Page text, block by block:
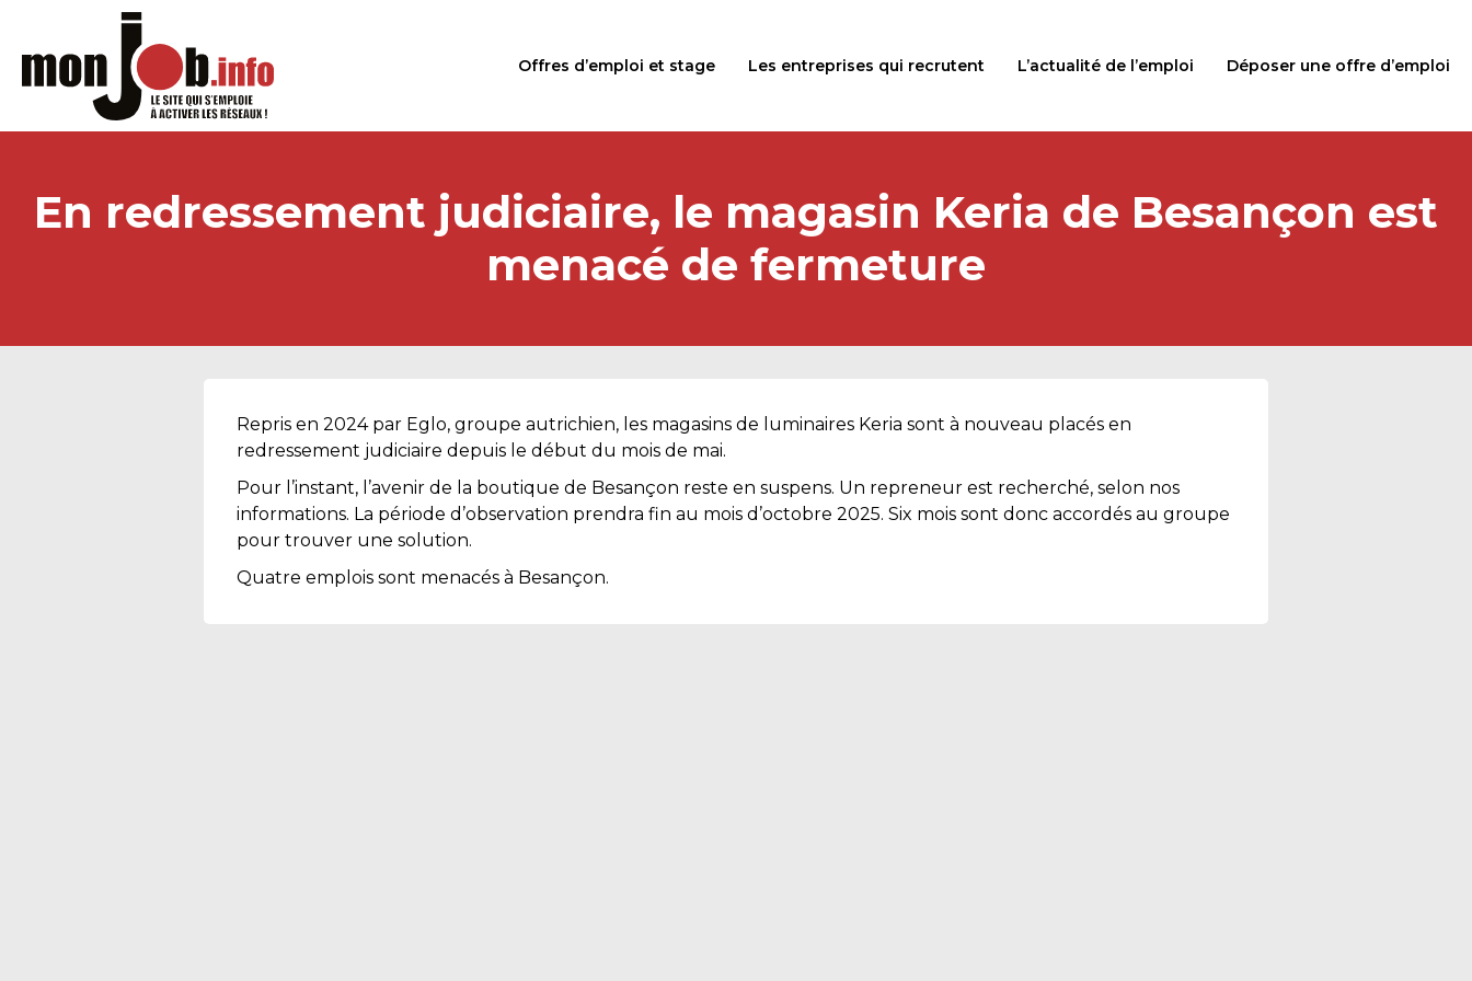
Offres d’emploi et stage Les entreprises qui recrutent L’actualité de l’emploi Déposer une offre d’emploi
En redressement judiciaire, le magasin Keria de Besançon est
menacé de fermeture
Repris en 2024 par Eglo, groupe autrichien, les magasins de luminaires Keria sont à nouveau placés en
redressement judiciaire depuis le début du mois de mai.
Pour l’instant, l’avenir de la boutique de Besançon reste en suspens. Un repreneur est recherché, selon nos
informations. La période d’observation prendra fin au mois d’octobre 2025. Six mois sont donc accordés au groupe
pour trouver une solution.
Quatre emplois sont menacés à Besançon.